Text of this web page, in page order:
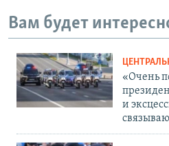
Вам будет
«Очень
и